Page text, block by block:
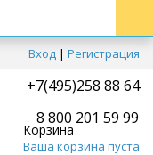
Вход | Регистрация
+7(495)258 88 64
8 800 201 59 99
Корзина
Ваша корзина пуста